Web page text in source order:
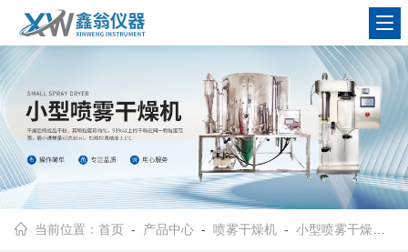
查看更多
当前位置：首页 - 产品中心 -喷雾干燥机 -小型喷雾干燥机